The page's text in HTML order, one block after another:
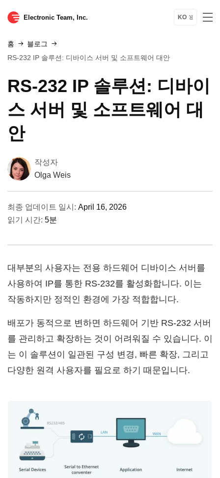
Electronic Team, Inc. KO
홈
블로그
RS-232 IP 솔루션: 디바이스 서버 및 소프트웨어 대안
RS-232 IP 솔루션: 디바이
스 서버 및 소프트웨어 대
안
작성자
Olga Weis
최종 업데이트 일시: April 16, 2026
읽기 시간: 5분
대부분의 사용자는 전용 하드웨어 디바이스 서버를
사용하여 IP를 통한 RS-232를 활성화합니다. 이는
작동하지만 정적인 환경에 가장 적합합니다.
배포가 동적으로 변하면 하드웨어 기반 RS-232 서버
를 관리하고 확장하는 것이 어려워질 수 있습니다. 이
는 이 솔루션이 일관된 구성 변경, 빠른 확장, 그리고
다양한 원격 사용자를 필요로 하기 때문입니다.